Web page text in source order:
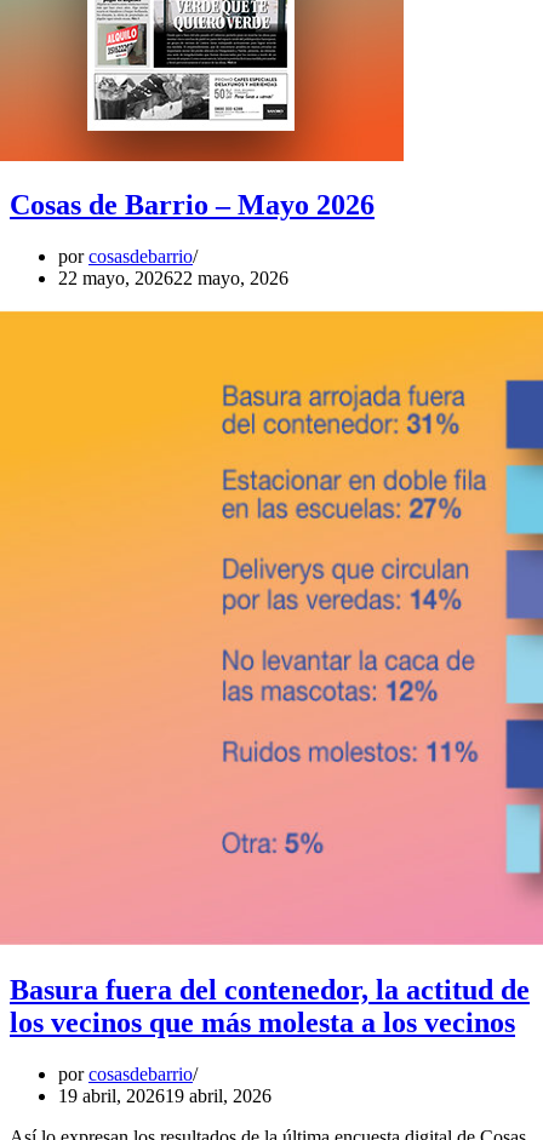
Cosas de Barrio – Mayo 2026
porcosasdebarrio
22 mayo, 202622 mayo, 2026
Basura fuera del contenedor, la actitud de
los vecinos que más molesta a los vecinos
porcosasdebarrio
19 abril, 202619 abril, 2026